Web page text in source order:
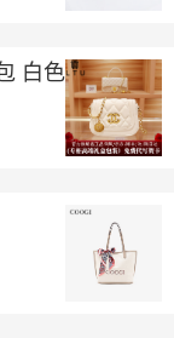
白色 精美礼盒